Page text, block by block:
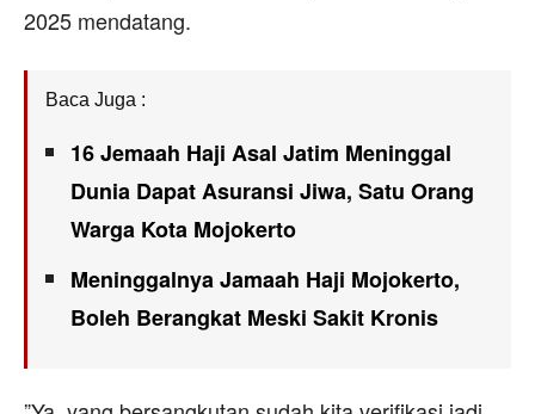
2025 mendatang.
Baca Juga :
16 Jemaah Haji Asal Jatim Meninggal
Dunia Dapat Asuransi Jiwa, Satu Orang
Warga Kota Mojokerto
Meninggalnya Jamaah Haji Mojokerto,
Boleh Berangkat Meski Sakit Kronis